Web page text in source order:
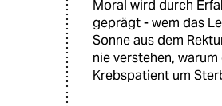
Moral wird durch
geprägt - wem das
Sonne aus dem
nie verstehen,
Krebspatient um